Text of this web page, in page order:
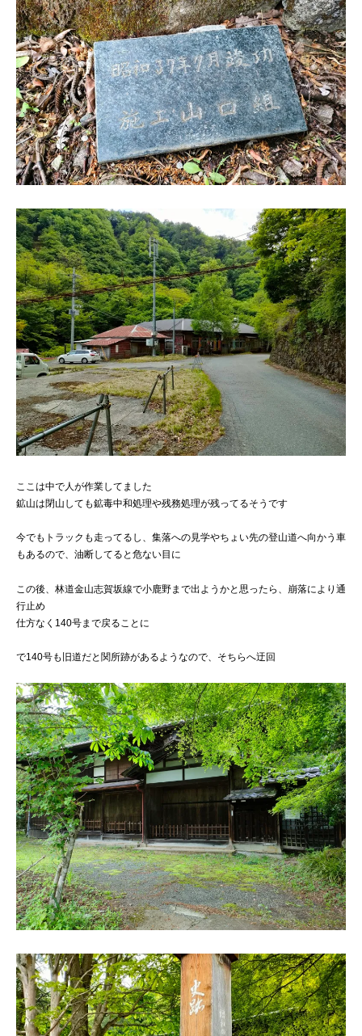
ここは中で人が作業してました
鉱山は閉山しても鉱毒中和処理や残務処理が残ってるそうです
今でもトラックも走ってるし、集落への見学やちょい先の登山道へ向かう車
もあるので、油断してると危ない目に
この後、林道金山志賀坂線で小鹿野まで出ようかと思ったら、崩落により通
行止め
仕方なく140号まで戻ることに
で140号も旧道だと関所跡があるようなので、そちらへ迂回